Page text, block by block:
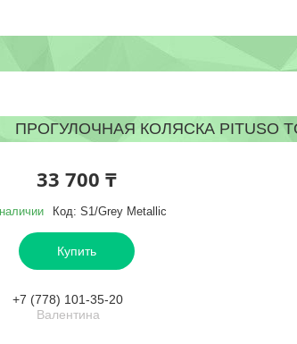
ПРОГУЛОЧНАЯ КОЛЯСКА PITUSO
33 700 ₸
Код: S1/Grey Metallic
Купить
+7 (778) 101-35-20
Валентина